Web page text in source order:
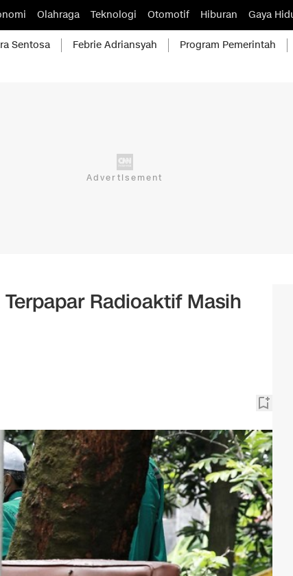
Olahraga Teknologi Otomotif Hiburan Gaya
Sentosa Febrie Adriansyah Program Pemerintah
Radioaktif Masih